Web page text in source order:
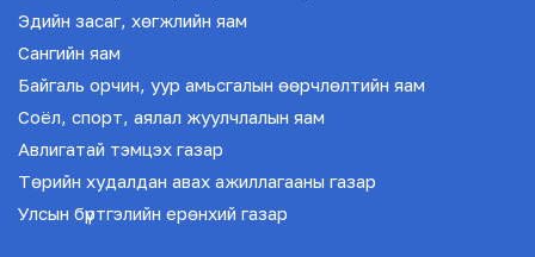
Эдийн засаг, хөгжлийн яам
Сангийн яам
Байгаль орчин, уур амьсгалын өөрчлөлтийн яам
Соёл, спорт, аялал жуулчлалын яам
Авлигатай тэмцэх газар
Төрийн худалдан авах ажиллагааны газар
Улсын бүртгэлийн ерөнхий газар